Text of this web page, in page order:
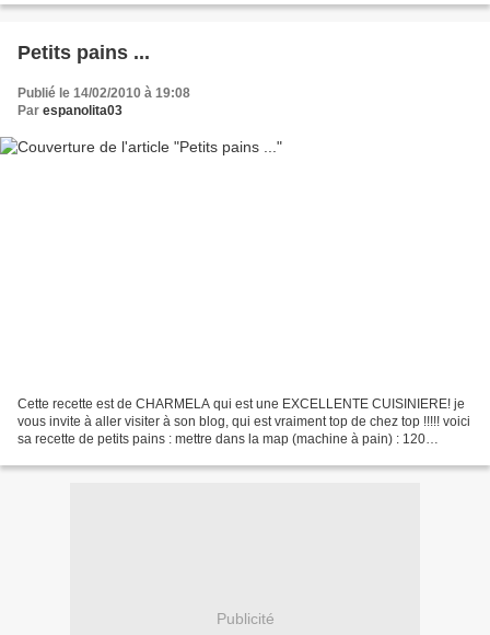
Petits pains ...
Publié le 14/02/2010 à 19:08
Par espanolita03
Cette recette est de CHARMELA qui est une EXCELLENTE CUISINIERE! je
vous invite à aller visiter à son blog, qui est vraiment top de chez top !!!!! voici
sa recette de petits pains : mettre dans la map (machine à pain) : 120
Publicité